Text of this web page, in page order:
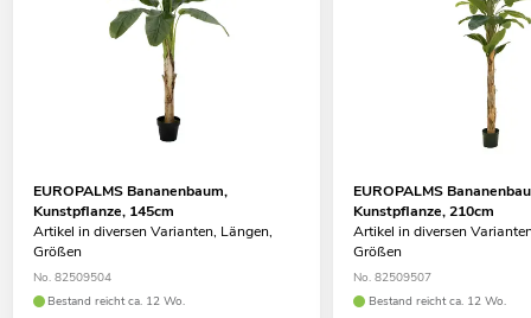
EUROPALMS Bananenbaum,
Kunstpflanze, 145cm
Artikel in diversen Varianten, Längen,
Größen
No. 82509504
Bestand reicht ca. 12 Wo.
EUROPALMS
Kunstpflanze, 210cm
Artikel in diversen
Größen
No. 82509507
Bestand reicht ca. 12 Wo.